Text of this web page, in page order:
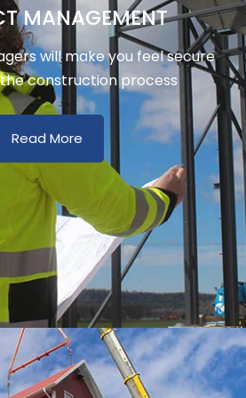
MANAGEMENT
will make you feel secure
construction process
Read More